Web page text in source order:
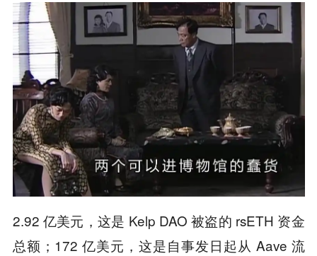
2.92 亿美元，这是 Kelp DAO 被盗的 rsETH 资金
总额；172 亿美元，这是自事发日起从 Aave 流